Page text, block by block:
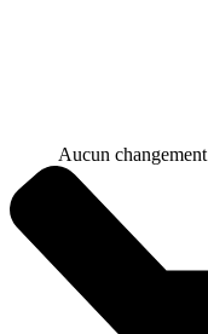
Aucun changement